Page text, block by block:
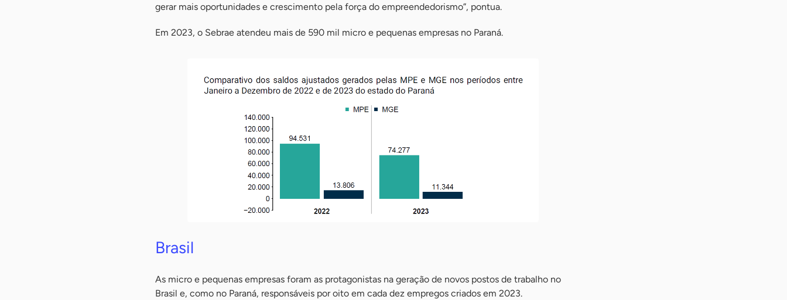
gerar mais oportunidades e crescimento pela força do empreendedorismo”, pontua.
Em 2023, o Sebrae atendeu mais de 590 mil micro e pequenas empresas no Paraná.
Brasil
As micro e pequenas empresas foram as protagonistas na geração de novos postos de trabalho no
Brasil e, como no Paraná, responsáveis por oito em cada dez empregos criados em 2023.